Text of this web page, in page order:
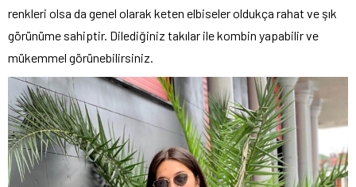
renkleri olsa da genel olarak keten elbiseler oldukça rahat ve şık
görünüme sahiptir. Dilediğiniz takılar ile kombin yapabilir ve
mükemmel görünebilirsiniz.